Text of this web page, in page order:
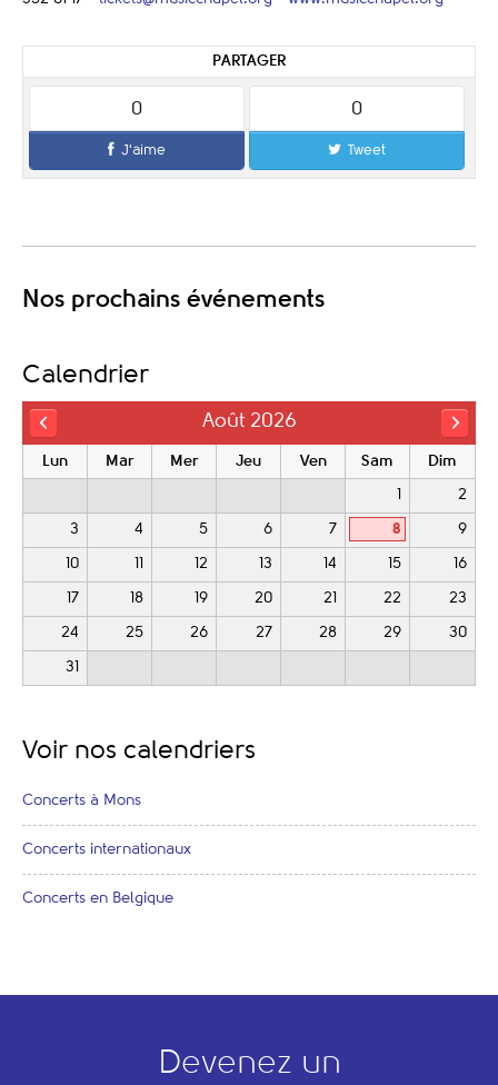
PARTAGER
0
J'aime
0
Tweet
Nos prochains événements
Calendrier
Août 2026
Lun Mar Mer Jeu Ven Sam Dim
2
3 4 5 6 7 8 9
10 12 13 14 15 16
17 18 19 20 21 22 23
24 25 26 27 28 29 30
31
Voir nos calendriers
Concerts à Mons
Concerts internationaux
Concerts en Belgique
Devenez un